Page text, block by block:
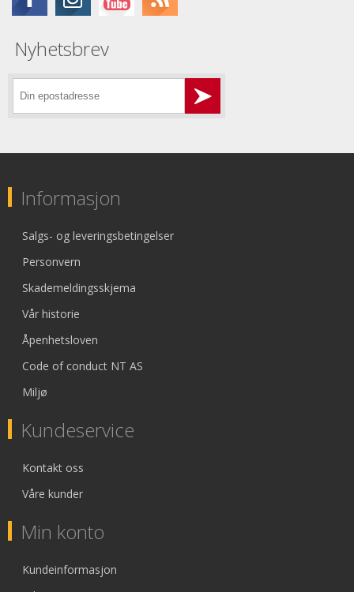
Nyhetsbrev
Informasjon
Salgs- og leveringsbetingelser
Personvern
Skademeldingsskjema
Vår historie
Åpenhetsloven
Code of conduct NT AS
Miljø
Kundeservice
Kontakt oss
Våre kunder
Min konto
Kundeinformasjon